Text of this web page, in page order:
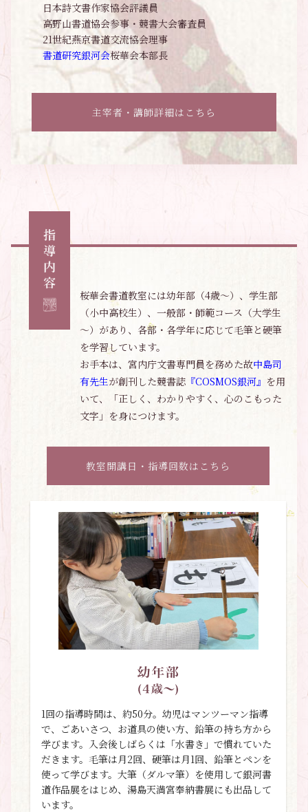
日本詩文書作家協会評議員
高野山書道協会参事・競書大会審査員
21世紀燕京書道交流協会理事
書道研究銀河会桜華会本部長
主宰者・講師詳細はこちら
桜華会書道教室には幼年部（4歳～）、学生部
（小中高校生）、一般部・師範コース（大学生
～）があり、各部・各学年に応じて毛筆と硬筆
を学習しています。
お手本は、宮内庁文書専門員を務めた故中島司
有先生が創刊した競書誌 『COSMOS銀河』 を用
いて、「正しく、わかりやすく、心のこもった
文字」を身につけます。
教室開講日・指導回数はこちら
1回の指導時間は、約50分。幼児はマンツーマン指導
で、ごあいさつ、お道具の使い方、鉛筆の持ち方から
学びます。入会後しばらくは「水書き」で慣れていた
だきます。毛筆は月2回、硬筆は月1回、鉛筆とペンを
使って学びます。大筆（ダルマ筆）を使用して銀河書
道作品展をはじめ、湯島天満宮奉納書展にも出品して
います。